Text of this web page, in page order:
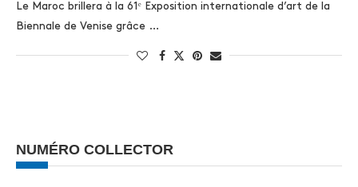
Le Maroc brillera à la 61ᵉ Exposition internationale d’art de la
Biennale de Venise grâce …
NUMÉRO COLLECTOR